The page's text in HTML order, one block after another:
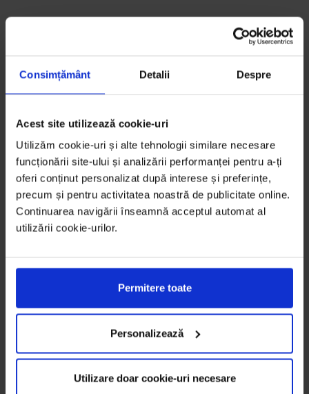
Consimțământ Detalii Despre
Acest site utilizează cookie-uri
Utilizăm cookie-uri și alte tehnologii similare necesare
funcționării site-ului și analizării performanței pentru a-ți
oferi conținut personalizat după interese și preferințe,
precum și pentru activitatea noastră de publicitate online.
Continuarea navigării înseamnă acceptul automat al
utilizării cookie-urilor.
Permitere toate
Personalizează
Utilizare doar cookie-uri necesare